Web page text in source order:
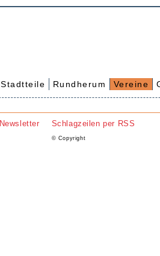
Stadtteile Rundherum Vereine
Newsletter Schlagzeilen per RSS
© Copyright